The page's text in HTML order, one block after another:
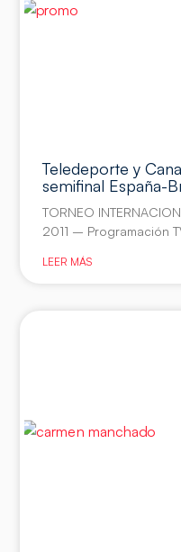
Teledeporte y
semifinal España-
TORNEO
2011 – Programación
LEER MÁS